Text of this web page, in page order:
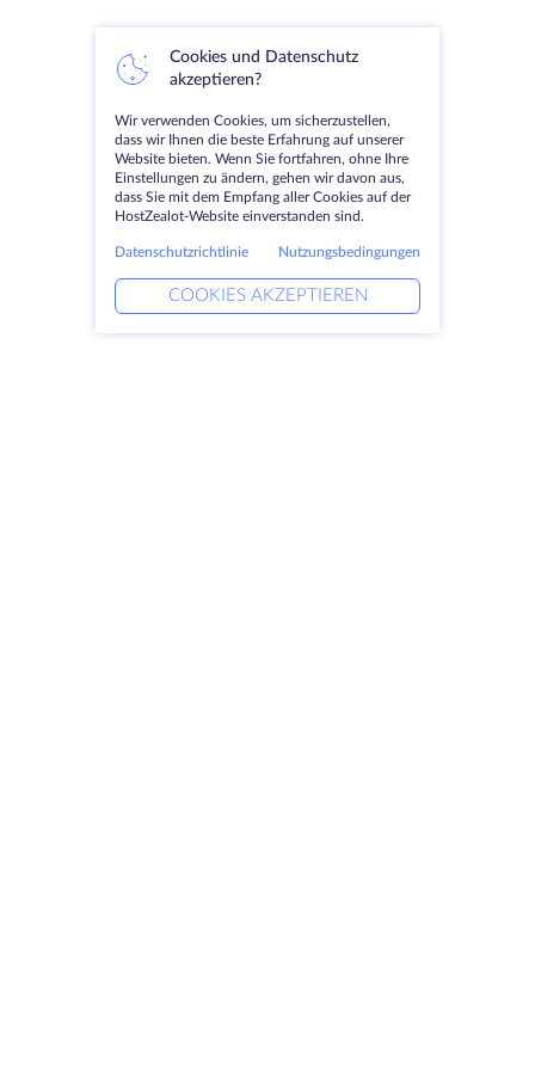
Cookies und Datenschutz
akzeptieren?
Wir verwenden Cookies, um sicherzustellen,
dass wir Ihnen die beste Erfahrung auf unserer
Website bieten. Wenn Sie fortfahren, ohne Ihre
Einstellungen zu ändern, gehen wir davon aus,
dass Sie mit dem Empfang aller Cookies auf der
HostZealot-Website einverstanden sind.
Datenschutzrichtlinie Nutzungsbedingungen
COOKIES AKZEPTIEREN